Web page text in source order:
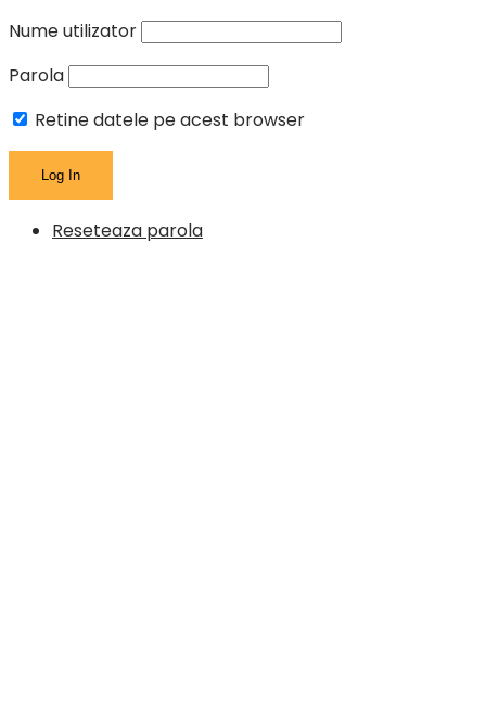
Nume utilizator
Parola
Retine datele pe acest browser
Reseteaza parola